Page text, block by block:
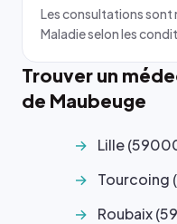
Les consultations sont
Maladie selon les
Trouver un
de Maubeuge
Lille
Tourcoing
Roubaix